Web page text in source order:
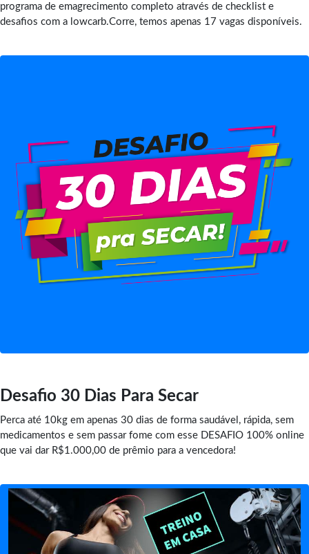
programa de emagrecimento completo através de checklist e
desafios com a lowcarb.Corre, temos apenas 17 vagas disponíveis.
Desafio 30 Dias Para Secar
Perca até 10kg em apenas 30 dias de forma saudável, rápida, sem
medicamentos e sem passar fome com esse DESAFIO 100% online
que vai dar R$1.000,00 de prêmio para a vencedora!